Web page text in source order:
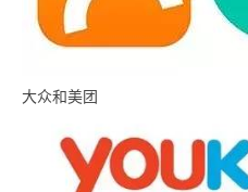
大众和美团